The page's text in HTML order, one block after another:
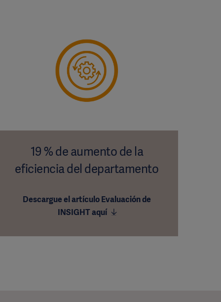
19 % de aumento de la
eficiencia del departamento
Descargue el artículo Evaluación de
INSIGHT aquí